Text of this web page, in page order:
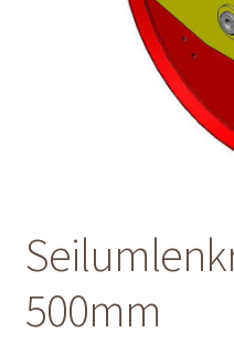
Warenkorb
500mm